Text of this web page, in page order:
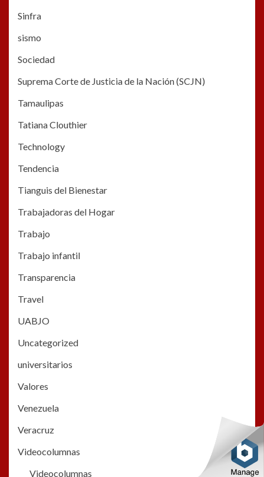
Sinfra
sismo
Sociedad
Suprema Corte de Justicia de la Nación (SCJN)
Tamaulipas
Tatiana Clouthier
Technology
Tendencia
Tianguis del Bienestar
Trabajadoras del Hogar
Trabajo
Trabajo infantil
Transparencia
Travel
UABJO
Uncategorized
universitarios
Valores
Venezuela
Veracruz
Videocolumnas
Videocolumnas